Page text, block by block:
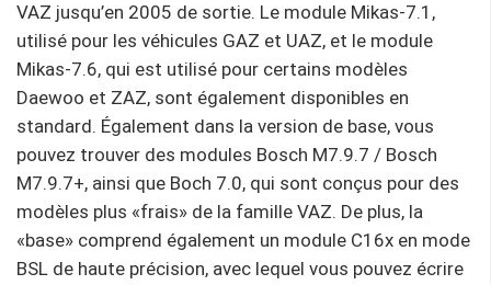
VAZ jusqu’en 2005 de sortie. Le module Mikas-7.1,
utilisé pour les véhicules GAZ et UAZ, et le module
Mikas-7.6, qui est utilisé pour certains modèles
Daewoo et ZAZ, sont également disponibles en
standard. Également dans la version de base, vous
pouvez trouver des modules Bosch M7.9.7 / Bosch
M7.9.7+, ainsi que Boch 7.0, qui sont conçus pour des
modèles plus «frais» de la famille VAZ. De plus, la
«base» comprend également un module C16x en mode
BSL de haute précision, avec lequel vous pouvez écrire